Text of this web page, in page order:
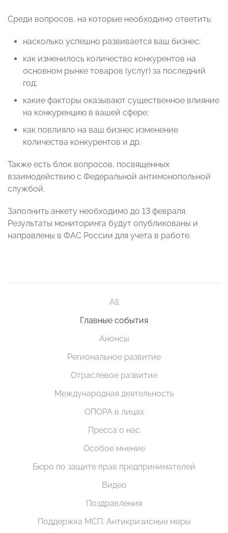
Среди вопросов, на которые необходимо ответить:
насколько успешно развивается ваш бизнес;
как изменилось количество конкурентов на
основном рынке товаров (услуг) за последний
год;
какие факторы оказывают существенное влияние
на конкуренцию в вашей сфере;
как повлияло на ваш бизнес изменение
количества конкурентов и др.
Также есть блок вопросов, посвященных
взаимодействию с Федеральной антимонопольной
службой.
Заполнить анкету необходимо до 13 февраля.
Результаты мониторинга будут опубликованы и
направлены в ФАС России для учета в работе.
All
Главные события
Анонсы
Региональное развитие
Отраслевое развитие
Международная деятельность
ОПОРА в лицах
Пресса о нас
Особое мнение
Бюро по защите прав предпринимателей
Видео
Поздравления
Поддержка МСП. Антикризисные меры